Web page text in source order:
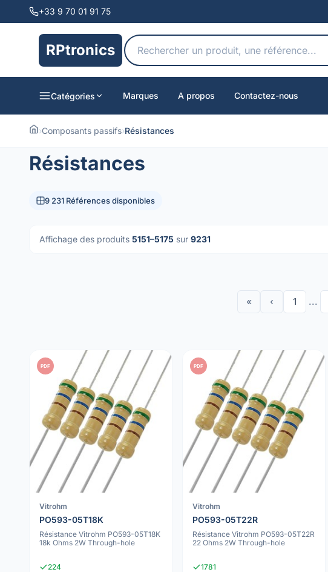
+33 9 70 01 91 75
RPtronics
Catégories Marques A propos Contactez-nous
›Composants passifs›Résistances
Résistances
9 231 Références disponibles
Affichage des produits 5151–5175 sur 9231
« ‹ 1 ...
PDF
Vitrohm
PO593-05T18K
Résistance Vitrohm PO593-05T18K
18k Ohms 2W Through-hole
224
PDF
Vitrohm
PO593-05T22R
Résistance Vitrohm PO593-05T22R
22 Ohms 2W Through-hole
1781